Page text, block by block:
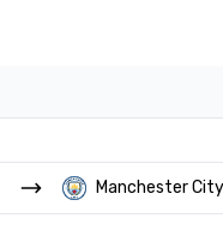
Manchester City